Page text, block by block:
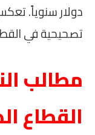
دولار سنوياً.
تصحيحية في
مطالب
القطاع